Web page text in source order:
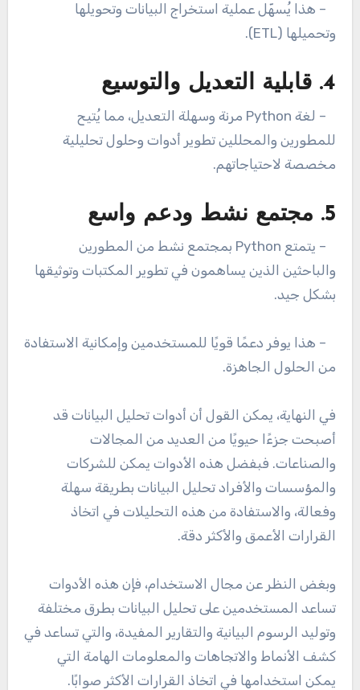
– هذا يُسهّل عملية استخراج البيانات وتحويلها
وتحميلها (ETL).
4. قابلية التعديل والتوسيع
– لغة Python مرنة وسهلة التعديل، مما يُتيح
للمطورين والمحللين تطوير أدوات وحلول تحليلية
مخصصة لاحتياجاتهم.
5. مجتمع نشط ودعم واسع
– يتمتع Python بمجتمع نشط من المطورين
والباحثين الذين يساهمون في تطوير المكتبات وتوثيقها
بشكل جيد.
– هذا يوفر دعمًا قويًا للمستخدمين وإمكانية الاستفادة
من الحلول الجاهزة.
في النهاية، يمكن القول أن أدوات تحليل البيانات قد
أصبحت جزءًا حيويًا من العديد من المجالات
والصناعات. فبفضل هذه الأدوات يمكن للشركات
والمؤسسات والأفراد تحليل البيانات بطريقة سهلة
وفعالة، والاستفادة من هذه التحليلات في اتخاذ
القرارات الأعمق والأكثر دقة.
وبغض النظر عن مجال الاستخدام، فإن هذه الأدوات
تساعد المستخدمين على تحليل البيانات بطرق مختلفة
وتوليد الرسوم البيانية والتقارير المفيدة، والتي تساعد في
كشف الأنماط والاتجاهات والمعلومات الهامة التي
يمكن استخدامها في اتخاذ القرارات الأكثر صوابًا.